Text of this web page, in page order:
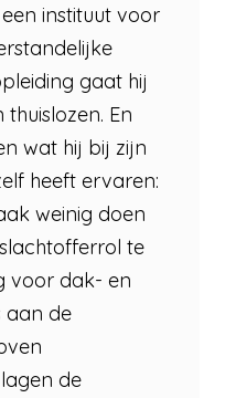
instituut voor
gaat hij
En
wat hij bij zijn
heeft ervaren:
weinig doen
te
voor dak- en
aan de
de